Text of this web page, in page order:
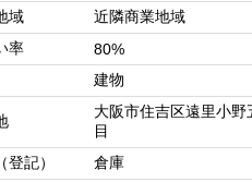
域
近隣商業地域
率
80%
建物
大阪市住吉区遠里小野
目
登記） 倉庫